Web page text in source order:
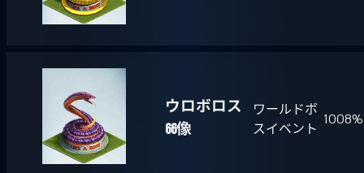
ウロボロス
66像
ワールドボ
スイベント
1008%